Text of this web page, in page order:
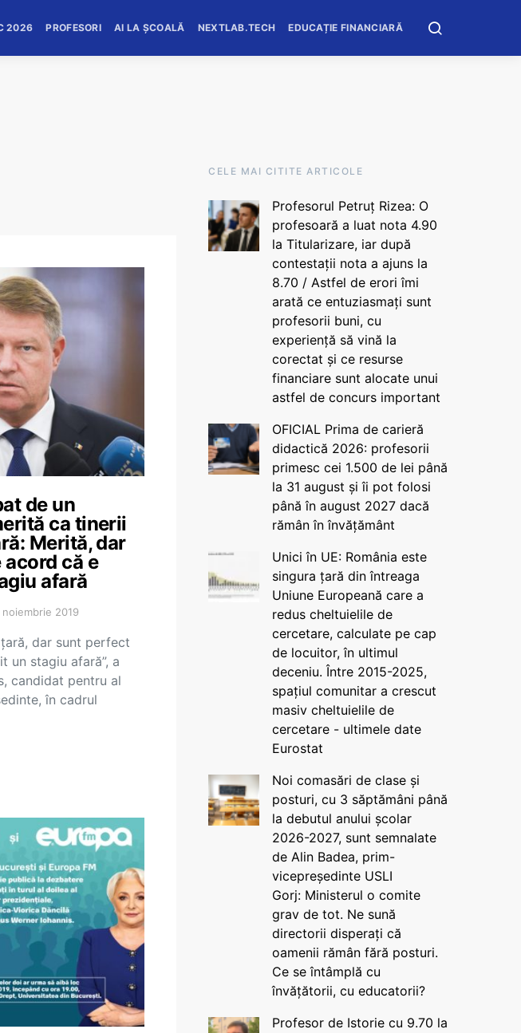
2026 PROFESORI AI LA ȘCOALĂ NEXTLAB.TECH EDUCAȚIE FINANCIARĂ
de un
ca tinerii
Merită, dar
că e
afară
noiembrie 2019
dar sunt perfect
un stagiu afară”, a
candidat pentru al
în cadrul
CELE MAI CITITE ARTICOLE
Profesorul Petruț Rizea: O
profesoară a luat nota 4.90
la Titularizare, iar după
contestații nota a ajuns la
8.70 / Astfel de erori îmi
arată ce entuziasmați sunt
profesorii buni, cu
experiență să vină la
corectat și ce resurse
financiare sunt alocate unui
astfel de concurs important
OFICIAL Prima de carieră
didactică 2026: profesorii
primesc cei 1.500 de lei până
la 31 august și îi pot folosi
până în august 2027 dacă
rămân în învățământ
Unici în UE: România este
singura țară din întreaga
Uniune Europeană care a
redus cheltuielile de
cercetare, calculate pe cap
de locuitor, în ultimul
deceniu. Între 2015-2025,
spațiul comunitar a crescut
masiv cheltuielile de
cercetare - ultimele date
Eurostat
Noi comasări de clase și
posturi, cu 3 săptămâni până
la debutul anului școlar
2026-2027, sunt semnalate
de Alin Badea, prim-
vicepreședinte USLI
Gorj: Ministerul o comite
grav de tot. Ne sună
directorii disperați că
oamenii rămân fără posturi.
Ce se întâmplă cu
învățătorii, cu educatorii?
Profesor de Istorie cu 9.70 la